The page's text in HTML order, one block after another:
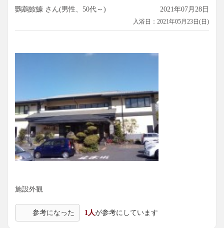
鸚鵡鮟鱇 さん(男性、50代～) 2021年07月28日
入浴日：2021年05月23日(日)
施設外観
参考になった 1人が参考にしています